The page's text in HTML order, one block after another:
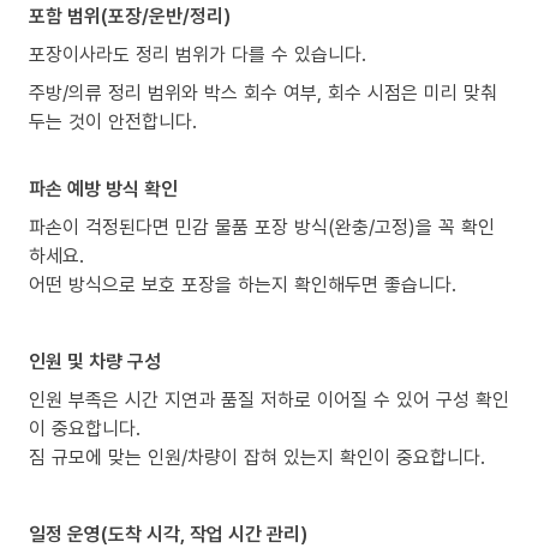
포함 범위(포장/운반/정리)
포장이사라도 정리 범위가 다를 수 있습니다.
주방/의류 정리 범위와 박스 회수 여부, 회수 시점은 미리 맞춰
두는 것이 안전합니다.
파손 예방 방식 확인
파손이 걱정된다면 민감 물품 포장 방식(완충/고정)을 꼭 확인
하세요.
어떤 방식으로 보호 포장을 하는지 확인해두면 좋습니다.
인원 및 차량 구성
인원 부족은 시간 지연과 품질 저하로 이어질 수 있어 구성 확인
이 중요합니다.
짐 규모에 맞는 인원/차량이 잡혀 있는지 확인이 중요합니다.
일정 운영(도착 시각, 작업 시간 관리)